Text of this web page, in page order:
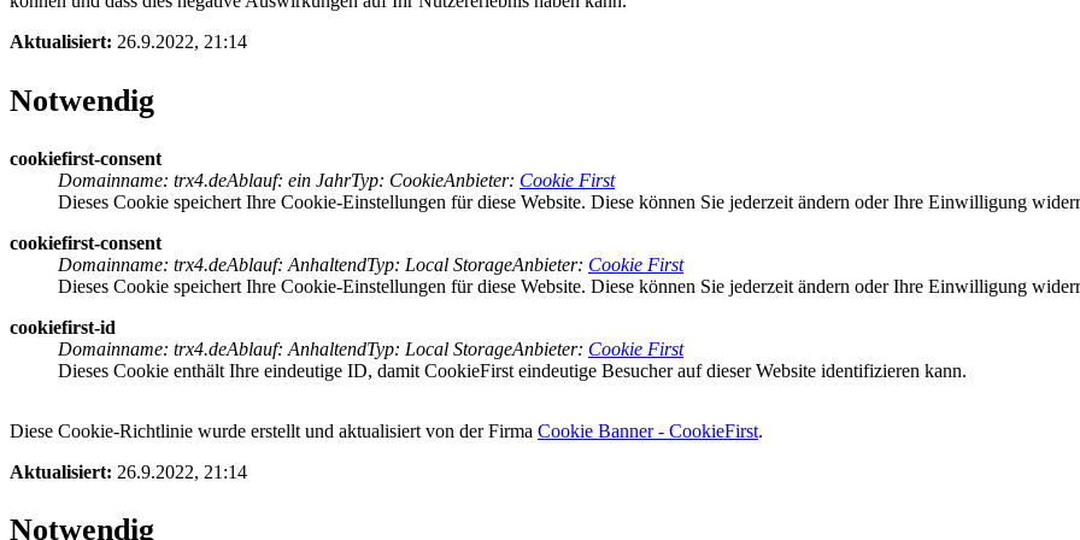
Aktualisiert: 26.9.2022, 21:14
Notwendig
cookiefirst-consent
Domainname: trx4.deAblauf: ein JahrTyp: CookieAnbieter: Cookie First
Dieses Cookie speichert Ihre Cookie-Einstellungen für diese Website. Diese können Sie jederzeit ändern oder Ihre Einwilligung
cookiefirst-consent
Domainname: trx4.deAblauf: AnhaltendTyp: Local StorageAnbieter: Cookie First
Dieses Cookie speichert Ihre Cookie-Einstellungen für diese Website. Diese können Sie jederzeit ändern oder Ihre Einwilligung
cookiefirst-id
Domainname: trx4.deAblauf: AnhaltendTyp: Local StorageAnbieter: Cookie First
Dieses Cookie enthält Ihre eindeutige ID, damit CookieFirst eindeutige Besucher auf dieser Website identifizieren kann.
Diese Cookie-Richtlinie wurde erstellt und aktualisiert von der Firma Cookie Banner - CookieFirst.
Aktualisiert: 26.9.2022, 21:14
Notwendig